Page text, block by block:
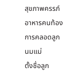
สุขภาพครรภ์
อาหารคนท้อง
การคลอดลูก
นมแม่
ตั้งชื่อลูก